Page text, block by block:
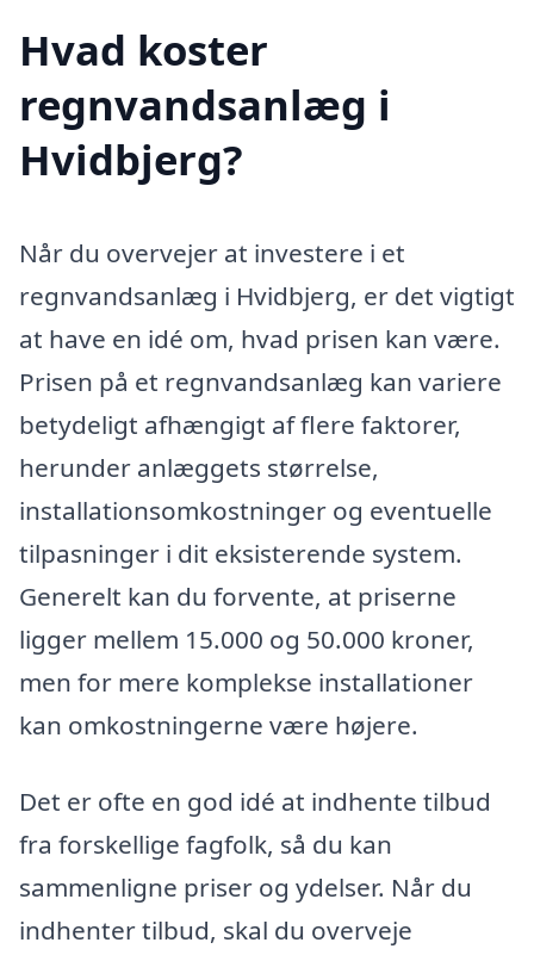
Hvad koster
regnvandsanlæg i
Hvidbjerg?
Når du overvejer at investere i et
regnvandsanlæg i Hvidbjerg, er det vigtigt
at have en idé om, hvad prisen kan være.
Prisen på et regnvandsanlæg kan variere
betydeligt afhængigt af flere faktorer,
herunder anlæggets størrelse,
installationsomkostninger og eventuelle
tilpasninger i dit eksisterende system.
Generelt kan du forvente, at priserne
ligger mellem 15.000 og 50.000 kroner,
men for mere komplekse installationer
kan omkostningerne være højere.
Det er ofte en god idé at indhente tilbud
fra forskellige fagfolk, så du kan
sammenligne priser og ydelser. Når du
indhenter tilbud, skal du overveje